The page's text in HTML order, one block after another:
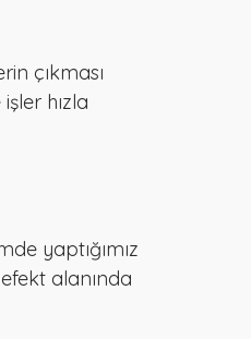
çıkması
hızla
yaptığımız
alanında